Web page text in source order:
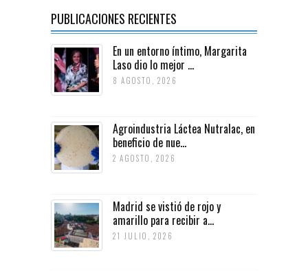
PUBLICACIONES RECIENTES
En un entorno íntimo, Margarita
Laso dio lo mejor ...
8 AGOSTO, 2026
Agroindustria Láctea Nutralac, en
beneficio de nue...
2 AGOSTO, 2026
Madrid se vistió de rojo y
amarillo para recibir a...
21 JULIO, 2026